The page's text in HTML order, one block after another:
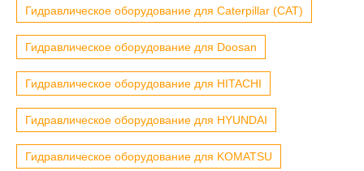
Гидравлическое оборудование для Caterpillar (CAT)
Гидравлическое оборудование для Doosan
Гидравлическое оборудование для HITACHI
Гидравлическое оборудование для HYUNDAI
Гидравлическое оборудование для KOMATSU